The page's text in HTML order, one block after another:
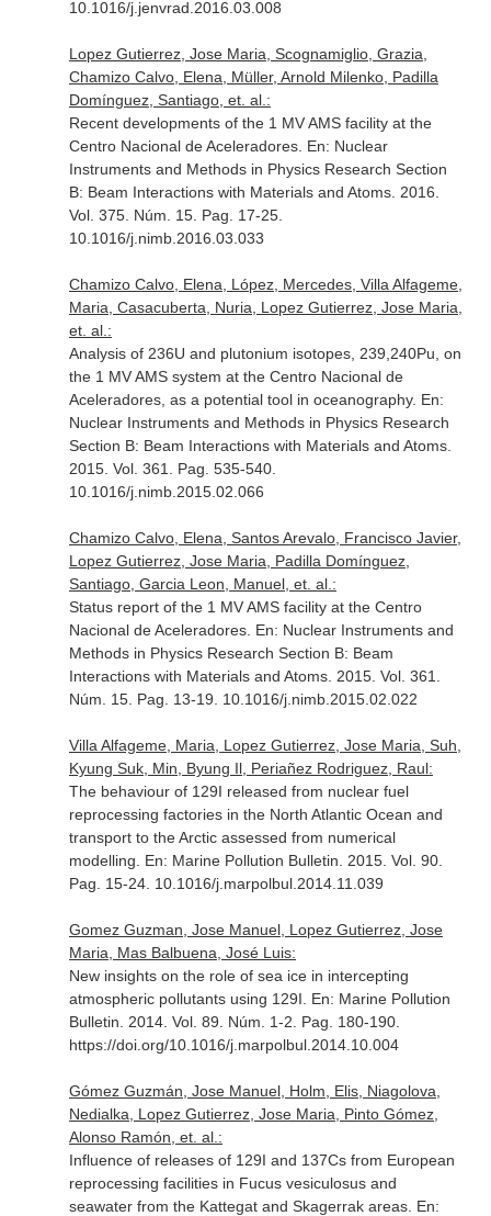
10.1016/j.jenvrad.2016.03.008
Lopez Gutierrez, Jose Maria, Scognamiglio, Grazia,
Chamizo Calvo, Elena, Müller, Arnold Milenko, Padilla
Domínguez, Santiago, et. al.:
Recent developments of the 1 MV AMS facility at the
Centro Nacional de Aceleradores. En: Nuclear
Instruments and Methods in Physics Research Section
B: Beam Interactions with Materials and Atoms. 2016.
Vol. 375. Núm. 15. Pag. 17-25.
10.1016/j.nimb.2016.03.033
Chamizo Calvo, Elena, López, Mercedes, Villa Alfageme,
Maria, Casacuberta, Nuria, Lopez Gutierrez, Jose Maria,
et. al.:
Analysis of 236U and plutonium isotopes, 239,240Pu, on
the 1 MV AMS system at the Centro Nacional de
Aceleradores, as a potential tool in oceanography. En:
Nuclear Instruments and Methods in Physics Research
Section B: Beam Interactions with Materials and Atoms.
2015. Vol. 361. Pag. 535-540.
10.1016/j.nimb.2015.02.066
Chamizo Calvo, Elena, Santos Arevalo, Francisco Javier,
Lopez Gutierrez, Jose Maria, Padilla Domínguez,
Santiago, Garcia Leon, Manuel, et. al.:
Status report of the 1 MV AMS facility at the Centro
Nacional de Aceleradores. En: Nuclear Instruments and
Methods in Physics Research Section B: Beam
Interactions with Materials and Atoms. 2015. Vol. 361.
Núm. 15. Pag. 13-19. 10.1016/j.nimb.2015.02.022
Villa Alfageme, Maria, Lopez Gutierrez, Jose Maria, Suh,
Kyung Suk, Min, Byung Il, Periañez Rodriguez, Raul:
The behaviour of 129I released from nuclear fuel
reprocessing factories in the North Atlantic Ocean and
transport to the Arctic assessed from numerical
modelling. En: Marine Pollution Bulletin . 2015. Vol. 90.
Pag. 15-24. 10.1016/j.marpolbul.2014.11.039
Gomez Guzman, Jose Manuel, Lopez Gutierrez, Jose
Maria, Mas Balbuena, José Luis:
New insights on the role of sea ice in intercepting
atmospheric pollutants using 129I. En: Marine Pollution
Bulletin . 2014. Vol. 89. Núm. 1-2. Pag. 180-190.
https://doi.org/10.1016/j.marpolbul.2014.10.004
Gómez Guzmán, Jose Manuel, Holm, Elis, Niagolova,
Nedialka, Lopez Gutierrez, Jose Maria, Pinto Gómez,
Alonso Ramón, et. al.:
Influence of releases of 129I and 137Cs from European
reprocessing facilities in Fucus vesiculosus and
seawater from the Kattegat and Skagerrak areas. En: